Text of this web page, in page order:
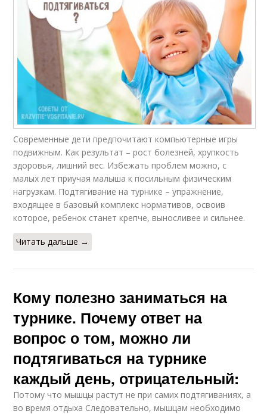
Современные дети предпочитают компьютерные игры
подвижным. Как результат – рост болезней, хрупкость
здоровья, лишний вес. Избежать проблем можно, с
малых лет приучая малыша к посильным физическим
нагрузкам. Подтягивание на турнике – упражнение,
входящее в базовый комплекс нормативов, освоив
которое, ребенок станет крепче, выносливее и сильнее.
Читать дальше →
Кому полезно заниматься на
турнике. Почему ответ на
вопрос о том, можно ли
подтягиваться на турнике
каждый день, отрицательный:
Потому что мышцы растут не при самих подтягиваниях, а
во время отдыха Следовательно, мышцам необходимо